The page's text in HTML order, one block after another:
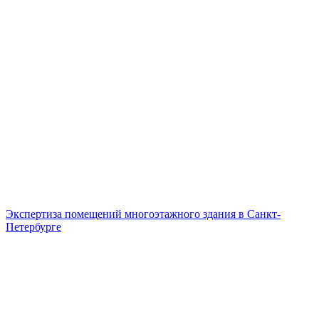
Экспертиза помещений многоэтажного здания в Санкт-
Петербурге